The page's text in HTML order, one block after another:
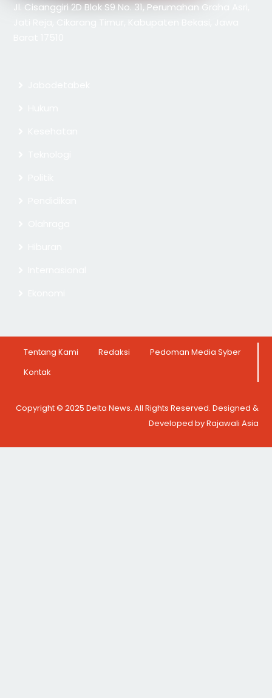
Jl. Cisanggiri 2D Blok S9 No. 31, Perumahan Graha Asri,
Jati Reja, Cikarang Timur, Kabupaten Bekasi, Jawa
Tentang Kami Redaksi
Pedoman Media Syber
Kontak
Copyright © 2025 Delta News. All Rights Reserved. Designed &
Developed by Rajawali Asia